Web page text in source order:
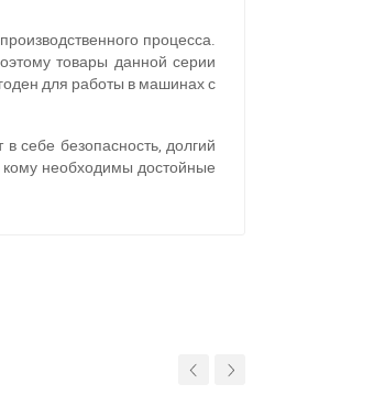
процесса.
товары данной серии
для работы в машинах с
себе безопасность, долгий
необходимы достойные